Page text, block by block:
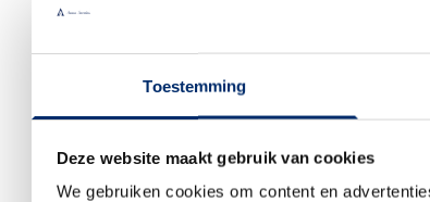
Toestemming
Deze website maakt gebruik van cookies
We gebruiken cookies om content en